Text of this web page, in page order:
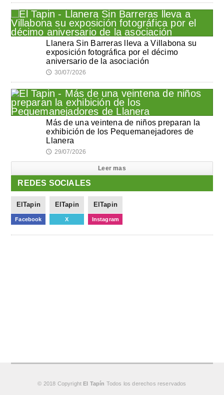
Llanera Sin Barreras lleva a Villabona su
exposición fotográfica por el décimo
aniversario de la asociación
🕔 30/07/2026
Más de una veintena de niños preparan la
exhibición de los Pequemanejadores de
Llanera
🕔 29/07/2026
Leer mas
REDES SOCIALES
ElTapin
Facebook
ElTapin
X
ElTapin
Instagram
© 2018 Copyright El Tapín Todos los derechos reservados